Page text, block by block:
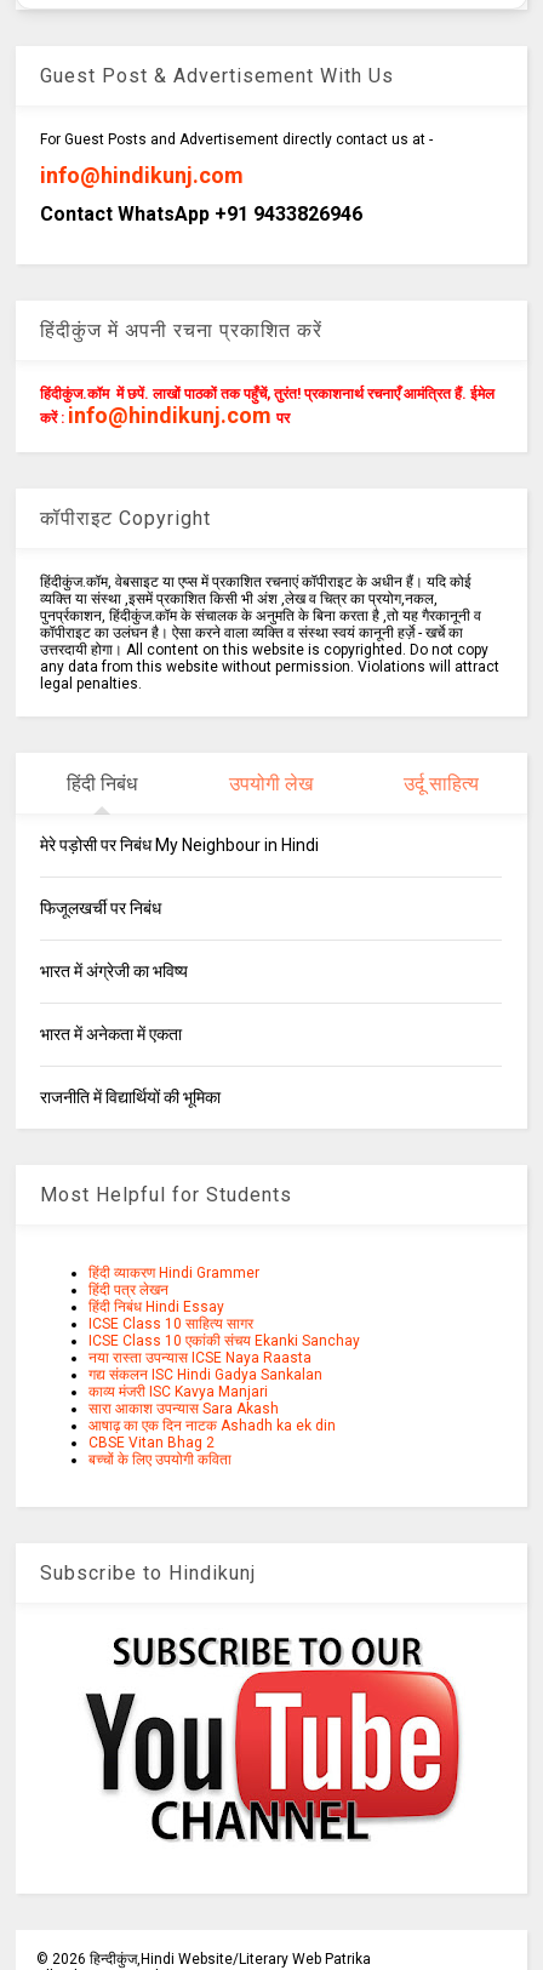
Guest Post & Advertisement With Us
For Guest Posts and Advertisement directly contact us at -
info@hindikunj.com
Contact WhatsApp +91 9433826946
हिंदीकुंज में अपनी रचना प्रकाशित करें
हिंदीकुंज.कॉम में छपें. लाखों पाठकों तक पहुँचें, तुरंत! प्रकाशनार्थ रचनाएँ आमंत्रित हैं. ईमेल
करें : info@hindikunj.com पर
कॉपीराइट Copyright
हिंदीकुंज.कॉम, वेबसाइट या एप्स में प्रकाशित रचनाएं कॉपीराइट के अधीन हैं। यदि कोई
व्यक्ति या संस्था ,इसमें प्रकाशित किसी भी अंश ,लेख व चित्र का प्रयोग,नकल,
पुनर्प्रकाशन, हिंदीकुंज.कॉम के संचालक के अनुमति के बिना करता है ,तो यह गैरकानूनी व
कॉपीराइट का उलंघन है। ऐसा करने वाला व्यक्ति व संस्था स्वयं कानूनी हर्ज़े - खर्चे का
उत्तरदायी होगा। All content on this website is copyrighted. Do not copy
any data from this website without permission. Violations will attract
legal penalties.
हिंदी निबंध उपयोगी लेख उर्दू साहित्य
मेरे पड़ोसी पर निबंध My Neighbour in Hindi
फिजूलखर्ची पर निबंध
भारत में अंग्रेजी का भविष्य
भारत में अनेकता में एकता
राजनीति में विद्यार्थियों की भूमिका
Most Helpful for Students
हिंदी व्याकरण Hindi Grammer
हिंदी पत्र लेखन
हिंदी निबंध Hindi Essay
ICSE Class 10 साहित्य सागर
ICSE Class 10 एकांकी संचय Ekanki Sanchay
नया रास्ता उपन्यास ICSE Naya Raasta
गद्य संकलन ISC Hindi Gadya Sankalan
काव्य मंजरी ISC Kavya Manjari
सारा आकाश उपन्यास Sara Akash
आषाढ़ का एक दिन नाटक Ashadh ka ek din
CBSE Vitan Bhag 2
बच्चों के लिए उपयोगी कविता
Subscribe to Hindikunj
©2026 हिन्दीकुंज,Hindi Website/Literary Web Patrika